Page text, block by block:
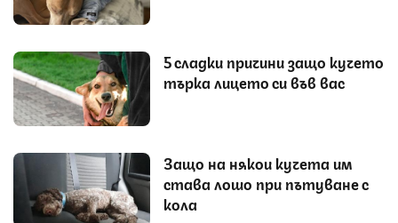
5 сладки причини защо кучето
търка лицето си във вас
Защо на някои кучета им
става лошо при пътуване с
кола